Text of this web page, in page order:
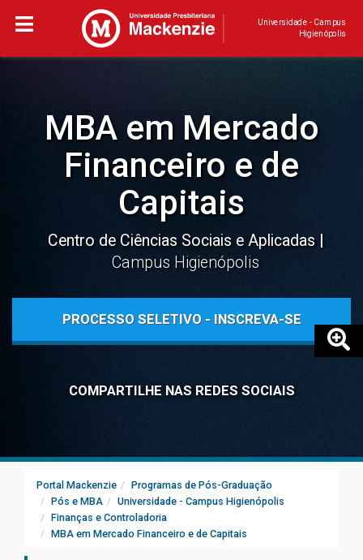
Universidade - Campus
Higienópolis
MBA em Mercado
Financeiro e de
Capitais
Centro de Ciências Sociais e Aplicadas
Campus Higienópolis
PROCESSO SELETIVO - INSCREVA-SE
COMPARTILHE NAS REDES SOCIAIS
Portal Mackenzie
Programas de Pós-Graduação
Pós e MBA
Universidade - Campus Higienópolis
Finanças e Controladoria
MBA em Mercado Financeiro e de Capitais